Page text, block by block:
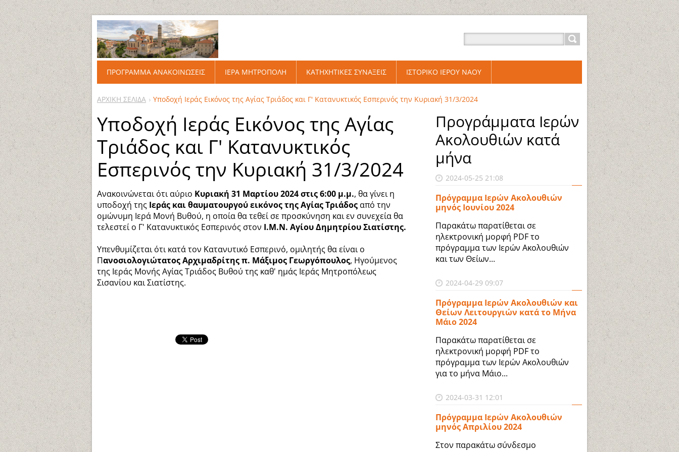
ΑΡΧΙΚΗ ΣΕΛΙΔΑ Υποδοχή Ιεράς Εικόνος της Αγίας Τριάδος και Γ' Κατανυκτικός Εσπερινός την Κυριακή 31/3/2024
Υποδοχή Ιεράς Εικόνος της Αγίας
Τριάδος και Γ' Κατανυκτικός
Εσπερινός την Κυριακή 31/3/2024
Ανακοινώνεται ότι αύριο Κυριακή 31 Μαρτίου 2024 στις 6:00 μ.μ., θα γίνει η
υποδοχή της Ιεράς και θαυματουργού εικόνος της Αγίας Τριάδοςαπό την
ομώνυμη Ιερά Μονή Βυθού, η οποία θα τεθεί σε προσκύνηση και εν συνεχεία θα
τελεστεί ο Γ' Κατανυκτικός Εσπερινός στον Ι.Μ.Ν. Αγίου Δημητρίου Σιατίστης.
Υπενθυμίζεται ότι κατά τον Κατανυτικό Εσπερινό, ομιλητής θα είναι ο
Πανοσιολογιώτατος Αρχιμαδρίτης π. Μάξιμος Γεωργόπουλος, Ηγούμενος
της Ιεράς Μονής Αγίας Τριάδος Βυθού της καθ' ημάς Ιεράς Μητροπόλεως
Σισανίου και Σιατίστης.
Προγράμματα Ιερών
Ακολουθιών κατά
μήνα
2024-05-25 21:08
Πρόγραμμα Ιερών Ακολουθιών
μηνός Ιουνίου 2024
Παρακάτω παρατίθεται σε
ηλεκτρονική μορφή PDF το
πρόγραμμα των Ιερών Ακολουθιών
και των Θείων...
2024-04-29 09:07
Πρόγραμμα Ιερών Ακολουθιών και
Θείων Λειτουργιών κατά το Μήνα
Μάιο 2024
Παρακάτω παρατίθεται σε
ηλεκτρονική μορφή PDF το
πρόγραμμα των Ιερών Ακολουθιών
για το μήνα Μάιο...
2024-03-31 12:01
Πρόγραμμα Ιερών Ακολουθιών
μηνός Απριλίου 2024
Στον παρακάτω σύνδεσμο
ΠΡΟΓΡΑΜΜΑ ΑΝΑΚΟΙΝΩΣΕΙΣ ΙΕΡΑ ΜΗΤΡΟΠΟΛΗ ΚΑΤΗΧΗΤΙΚΕΣ ΣΥΝΑΞΕΙΣ ΙΣΤΟΡΙΚΟ ΙΕΡΟΥ ΝΑΟΥ